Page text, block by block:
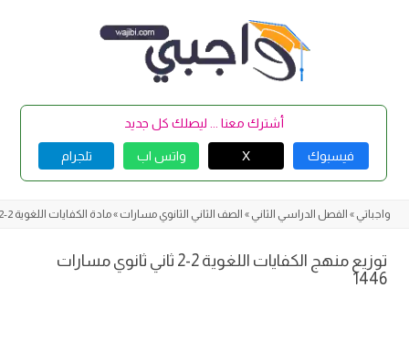
أشترك معنا ... ليصلك كل جديد
فيسبوك X واتس اب تلجرام
واجباتي » الفصل الدراسي الثاني » الصف الثاني الثانوي مسارات »مادة الكفايات اللغوية 2-2
توزيع منهج الكفايات اللغوية 2-2 ثاني ثانوي مسارات
1446